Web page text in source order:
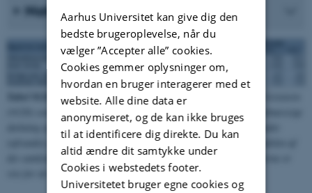
Naturtypens areal
Tabel 9120.1.Udbredelsesområde og areal for bøg på mor med kristtorn
(9120) som afrapporteret til EU i 2007, 2013 og 2019. Den arealmæssige
dækning af naturtypen er vist ved den samlede dækning i hele landet
(afrundet), det kortlagte areal inden for habitatområderne og andelen af
det samlede areal, der ligger inden for habitatområderne. Arealerne er
biogeografiske regionerog for hele landet.
Aarhus Universitet kan give dig den
bedste brugeroplevelse, når du
vælger ”Accepter alle” cookies.
Cookies gemmer oplysninger om,
hvordan en bruger interagerer med et
website. Alle dine data er
anonymiseret, og de kan ikke bruges
til at identificere dig direkte. Du kan
altid ændre dit samtykke under
Cookies i webstedets footer.
Universitetet bruger egne cookies og